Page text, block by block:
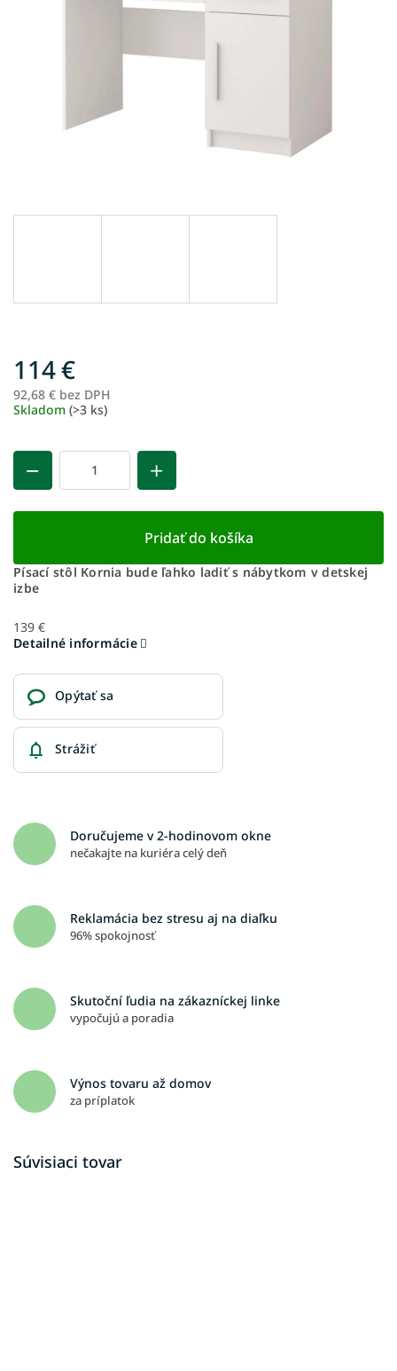
114 €
92,68 € bez DPH
Skladom (>3 ks)
Pridať do košíka
Písací stôl Kornia bude ľahko ladiť s nábytkom v detskej
izbe
139 €
Detailné informácie
Opýtať sa
Strážiť
Doručujeme v 2-hodinovom okne
nečakajte na kuriéra celý deň
Reklamácia bez stresu aj na diaľku
96% spokojnosť
Skutoční ľudia na zákazníckej linke
vypočujú a poradia
Výnos tovaru až domov
za príplatok
Súvisiaci tovar